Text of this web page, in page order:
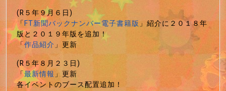
(R５年９月６日)
「FT新聞バックナンバー電子書籍版」紹介に２０１８年
版と２０１９年版を追加！
「作品紹介」更新
(R５年８月２３日)
「最新情報」更新
各イベントのブース配置追加！